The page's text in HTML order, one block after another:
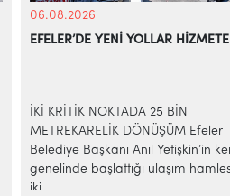
06.08.2026
EFELER’DE YENİ YOLLAR
İKİ KRİTİK NOKTADA 25 BİN
METREKARELİK DÖNÜŞÜM Efeler
Belediye Başkanı Anıl Yetişkin’in
genelinde başlattığı ulaşım
iki...